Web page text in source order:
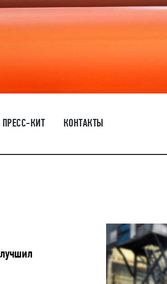
ПРЕСС-КИТ КОНТАКТЫ